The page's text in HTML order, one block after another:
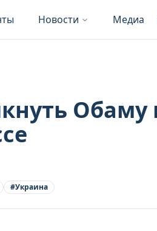
Новости Медиа
Обаму
#Украина